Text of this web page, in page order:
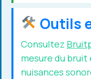
Outils
Consultez
mesure du
nuisances